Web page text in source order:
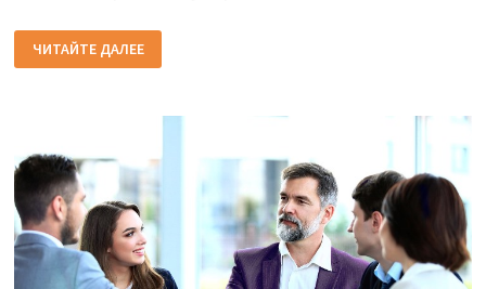
САМЫЙ
ДЛИННЫЙ
ДЕНЬ
ПРОДОЛЖИТЕЛЬНОСТЬ
СВЕТОВОГО
ДНЯ
ЧИТАЙТЕ ДАЛЕЕ